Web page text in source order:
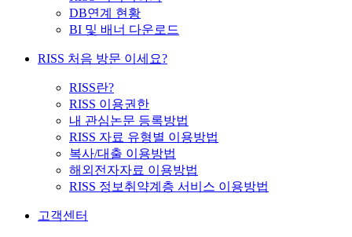
DB연계 현황
BI 및 배너 다운로드
RISS 처음 방문 이세요?
RISS란?
RISS 이용권한
내 관심논문 등록방법
RISS 자료 유형별 이용방법
복사/대출 이용방법
해외전자자료 이용방법
RISS 정보취약계층 서비스 이용방법
고객센터